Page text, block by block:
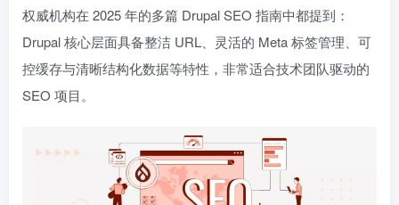
权威机构在 2025 年的多篇 Drupal SEO 指南中都提到：
Drupal 核心层面具备整洁 URL、灵活的 Meta 标签管理、可
控缓存与清晰结构化数据等特性，非常适合技术团队驱动的
SEO 项目。